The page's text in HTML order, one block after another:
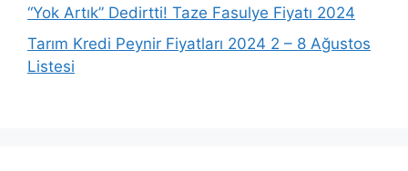
“Yok Artık” Dedirtti! Taze Fasulye Fiyatı 2024
Tarım Kredi Peynir Fiyatları 2024 2 – 8 Ağustos
Listesi